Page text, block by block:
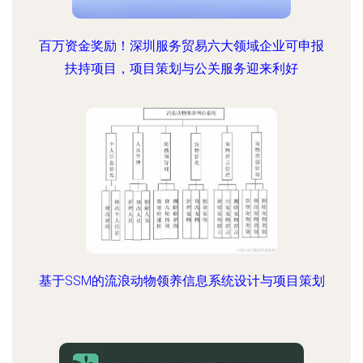
百万资金奖励！深圳服务贸易六大领域企业可申报
扶持项目，项目策划与公关服务迎来利好
基于SSM的流浪动物领养信息系统设计与项目策划